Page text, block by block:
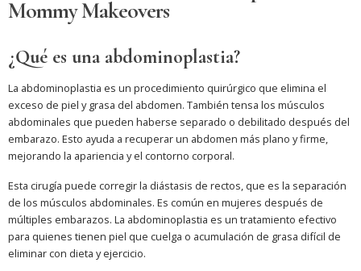
Mommy Makeovers
¿Qué es una abdominoplastia?
La abdominoplastia es un procedimiento quirúrgico que elimina el
exceso de piel y grasa del abdomen. También tensa los músculos
abdominales que pueden haberse separado o debilitado después del
embarazo. Esto ayuda a recuperar un abdomen más plano y firme,
mejorando la apariencia y el contorno corporal.
Esta cirugía puede corregir la diástasis de rectos, que es la separación
de los músculos abdominales. Es común en mujeres después de
múltiples embarazos. La abdominoplastia es un tratamiento efectivo
para quienes tienen piel que cuelga o acumulación de grasa difícil de
eliminar con dieta y ejercicio.